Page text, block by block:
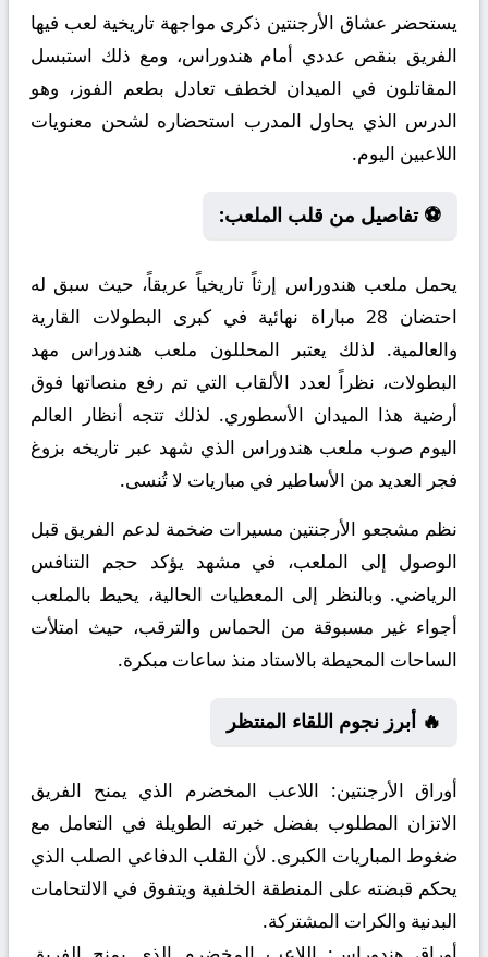
يستحضر عشاق الأرجنتين ذكرى مواجهة تاريخية لعب فيها
الفريق بنقص عددي أمام هندوراس، ومع ذلك استبسل
المقاتلون في الميدان لخطف تعادل بطعم الفوز، وهو
الدرس الذي يحاول المدرب استحضاره لشحن معنويات
اللاعبين اليوم.
⚽ تفاصيل من قلب الملعب:
يحمل ملعب هندوراس إرثاً تاريخياً عريقاً، حيث سبق له
احتضان 28 مباراة نهائية في كبرى البطولات القارية
والعالمية. لذلك يعتبر المحللون ملعب هندوراس مهد
البطولات، نظراً لعدد الألقاب التي تم رفع منصاتها فوق
أرضية هذا الميدان الأسطوري. لذلك تتجه أنظار العالم
اليوم صوب ملعب هندوراس الذي شهد عبر تاريخه بزوغ
فجر العديد من الأساطير في مباريات لا تُنسى.
نظم مشجعو الأرجنتين مسيرات ضخمة لدعم الفريق قبل
الوصول إلى الملعب، في مشهد يؤكد حجم التنافس
الرياضي. وبالنظر إلى المعطيات الحالية، يحيط بالملعب
أجواء غير مسبوقة من الحماس والترقب، حيث امتلأت
الساحات المحيطة بالاستاد منذ ساعات مبكرة.
🔥 أبرز نجوم اللقاء المنتظر
أوراق الأرجنتين: اللاعب المخضرم الذي يمنح الفريق
الاتزان المطلوب بفضل خبرته الطويلة في التعامل مع
ضغوط المباريات الكبرى. لأن القلب الدفاعي الصلب الذي
يحكم قبضته على المنطقة الخلفية ويتفوق في الالتحامات
البدنية والكرات المشتركة.